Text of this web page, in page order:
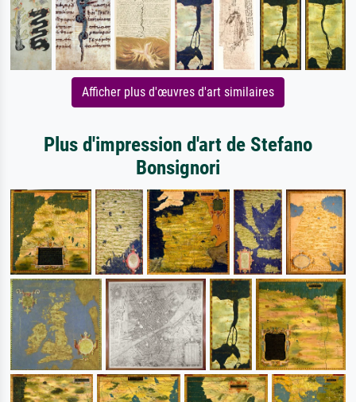
Afficher plus d'œuvres d'art similaires
Plus d'impression d'art de Stefano
Bonsignori